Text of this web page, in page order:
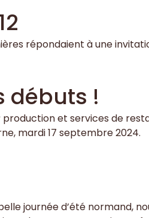
répondaient à une
débuts !
production et services de
mardi 17 septembre 2024.
journée d’été normand,